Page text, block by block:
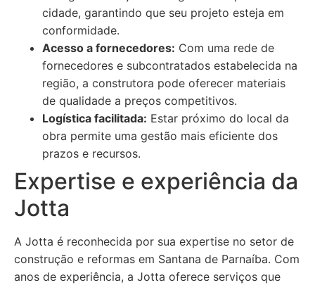
cidade, garantindo que seu projeto esteja em
conformidade.
Acesso a fornecedores: Com uma rede de
fornecedores e subcontratados estabelecida na
região, a construtora pode oferecer materiais
de qualidade a preços competitivos.
Logística facilitada: Estar próximo do local da
obra permite uma gestão mais eficiente dos
prazos e recursos.
Expertise e experiência da
Jotta
A Jotta é reconhecida por sua expertise no setor de
construção e reformas em Santana de Parnaíba. Com
anos de experiência, a Jotta oferece serviços que